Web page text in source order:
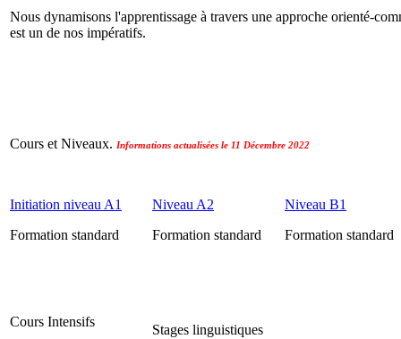
Nous dynamisons l'apprentissage à travers une approche orienté-
est un de nos impératifs.
Cours et Niveaux. Informations actualisées le 11 Décembre 2022
Initiation niveau A1
Formation standard
Niveau A2
Formation standard
Niveau B1
Formation standard
Cours Intensifs
Stages linguistiques